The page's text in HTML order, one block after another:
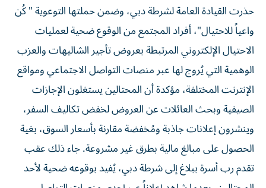
حذرت القيادة العامة لشرطة دبي، وضمن حملتها التوعوية " كُن
واعياً للاحتيال"، أفراد المجتمع من الوقوع ضحية لعمليات
الاحتيال الإلكتروني المرتبطة بعروض تأجير الشاليهات والعزب
الوهمية التي يُروج لها عبر منصات التواصل الاجتماعي ومواقع
الإنترنت المختلفة، مؤكدة أن المحتالين يستغلون الإجازات
الصيفية وبحث العائلات عن العروض لخفض تكاليف السفر،
وينشرون إعلانات جاذبة ومُخفضة مقارنة بأسعار السوق، بغية
الحصول على مبالغ مالية بطرق غير مشروعة. جاء ذلك عقب
تقدم رب أسرة ببلاغ إلى شرطة دبي، يُفيد بوقوعه ضحية لأحد